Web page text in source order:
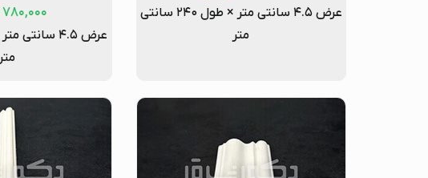
عرض ۴.۵ سانتی متر × طول ۲۴۰ سانتی
متر
۷۸۰,۰۰۰
متر